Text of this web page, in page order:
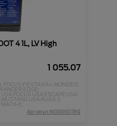
4 1L, LV High
1 055.07
:FOCUS;FIESTA;KA+;MONDEO;
RANGER;EDGE;
USA;FOCUS USA;ESCAPE USA;
MUSTANG USA;KUGA 3;
E;
Артикул:N00000789